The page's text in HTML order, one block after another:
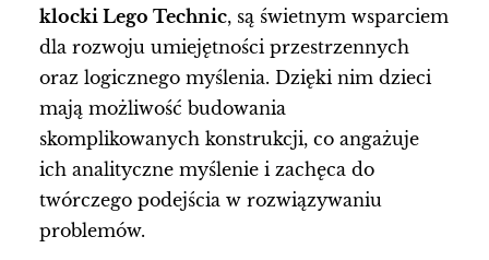
klocki Lego Technic, są świetnym wsparciem
dla rozwoju umiejętności przestrzennych
oraz logicznego myślenia. Dzięki nim dzieci
mają możliwość budowania
skomplikowanych konstrukcji, co angażuje
ich analityczne myślenie i zachęca do
twórczego podejścia w rozwiązywaniu
problemów.